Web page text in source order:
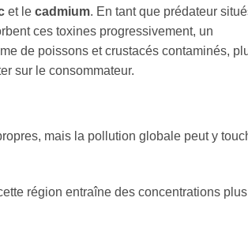
et le cadmium. En tant que prédateur
ces toxines progressivement, un
de poissons et crustacés contaminés,
sur le consommateur.
mais la pollution globale peut y
région entraîne des concentrations plus